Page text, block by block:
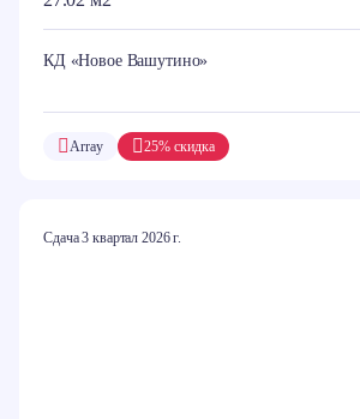
КД «Новое Вашутино»
25% скидка
Array
Сдача 3 квартал 2026 г.